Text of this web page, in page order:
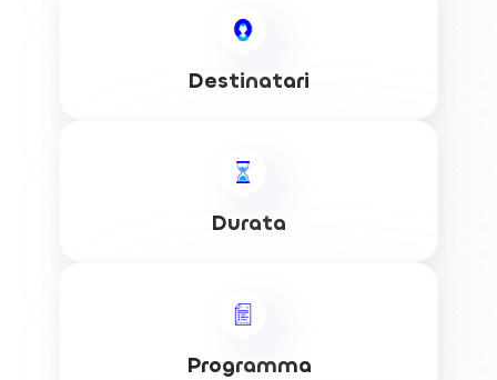
Destinatari
Durata
Programma